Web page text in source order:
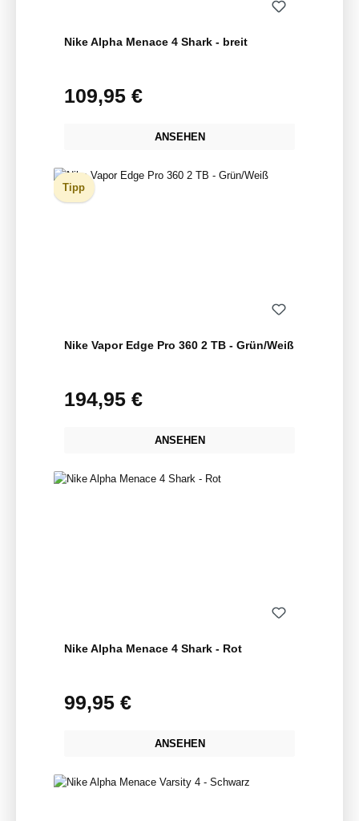
Nike Alpha Menace 4 Shark - breit
Regulärer Preis:
109,95 €
ANSEHEN
Tipp
Nike Vapor Edge Pro 360 2 TB - Grün/Weiß
Regulärer Preis:
194,95 €
ANSEHEN
Nike Alpha Menace 4 Shark - Rot
Regulärer Preis:
99,95 €
ANSEHEN